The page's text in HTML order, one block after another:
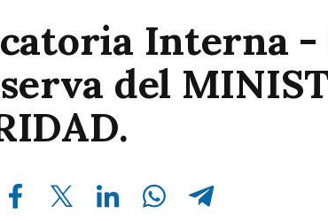
Interna -
del
Compartir en Facebook Compartir en Twitter Compartir en Linkedin Compartir en Whatsapp Compartir en Telegram